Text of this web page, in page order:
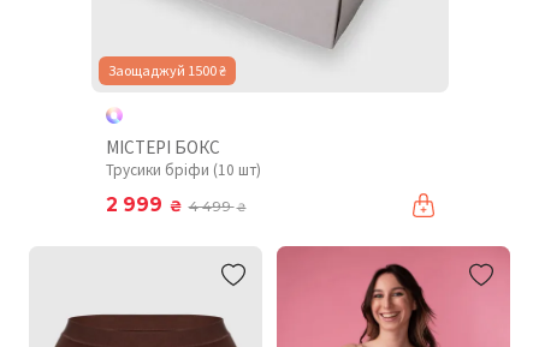
Заощаджуй 1500 ₴
МІСТЕРІ БОКС
Трусики бріфи (10 шт)
2 999 ₴ 4 499₴